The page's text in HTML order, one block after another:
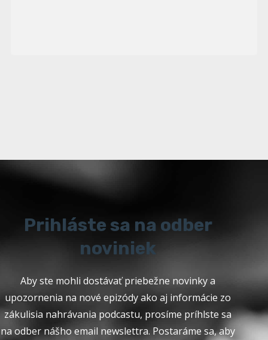
Prihláste sa na odber
noviniek
Aby ste mohli dostávať priebežne novinky a
upozornenia na nové epizódy ako aj informácie zo
zákulisia nahrávania podcastu, prosíme príhlste sa
na odber nášho email newslettra. Postaráme sa, aby